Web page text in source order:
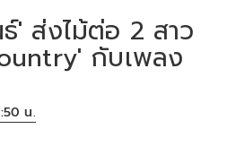
' ส่งไม้ต่อ 2 สาว
กับเพลง
น.